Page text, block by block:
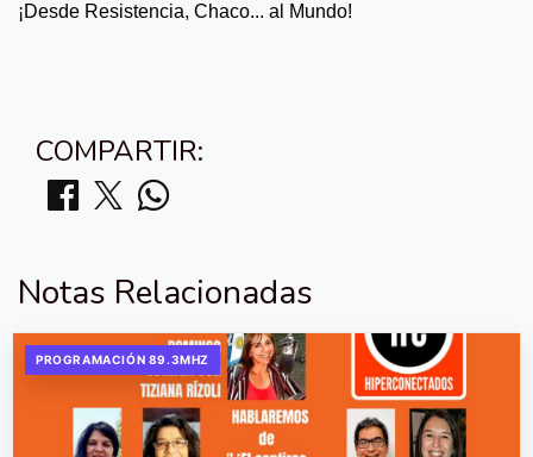
¡Desde Resistencia, Chaco... al Mundo!
COMPARTIR:
Notas Relacionadas
PROGRAMACIÓN 89.3MHZ